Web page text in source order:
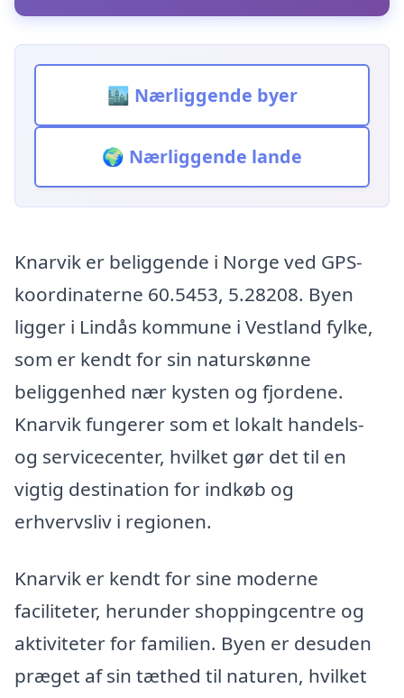
🏙️ Nærliggende byer
🌍 Nærliggende lande
Knarvik er beliggende i Norge ved GPS-
koordinaterne 60.5453, 5.28208. Byen
ligger i Lindås kommune i Vestland fylke,
som er kendt for sin naturskønne
beliggenhed nær kysten og fjordene.
Knarvik fungerer som et lokalt handels-
og servicecenter, hvilket gør det til en
vigtig destination for indkøb og
erhvervsliv i regionen.
Knarvik er kendt for sine moderne
faciliteter, herunder shoppingcentre og
aktiviteter for familien. Byen er desuden
præget af sin tæthed til naturen, hvilket